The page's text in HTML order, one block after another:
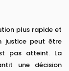
plus rapide et
justice peut être
pas atteint. La
une décision